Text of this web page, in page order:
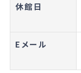
休館日
Eメール